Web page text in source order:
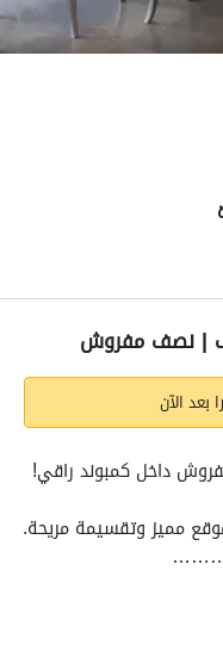
بعد الآن
داخل كمبوند راقي!
مميز وتقسيمة مريحة.